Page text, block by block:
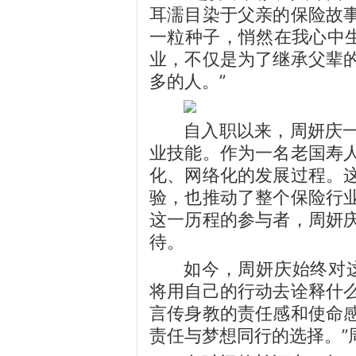
耳濡目染于父亲的保险故
一粒种子，悄然在我心中
业，不仅是为了继承父辈
多的人。”
自入职以来，周妍庆
业技能。作为一名老国寿
化、网络化的发展过程。
验，也推动了整个保险行
这一历程的参与者，周妍
待。
如今，周妍庆始终对
将用自己的行动去诠释什
言传身教的责任感和使命
责任与梦想同行的选择。”